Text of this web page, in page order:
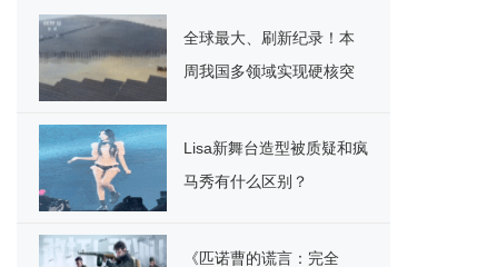
全球最大、刷新纪录！本
周我国多领域实现硬核突
Lisa新舞台造型被质疑和疯
马秀有什么区别？
《匹诺曹的谎言：完全